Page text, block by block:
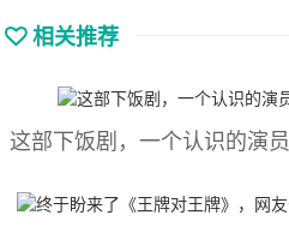
相关推荐
这部下饭剧，一个认识的演